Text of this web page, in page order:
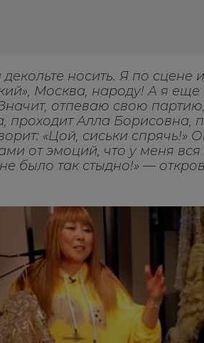
носить. Я по сцене
Москва, народу! А я еще
отпеваю свою
проходит Алла Борисовна,
«Цой, сиськи спрячь!»
от эмоций, что у меня
было так стыдно!» —